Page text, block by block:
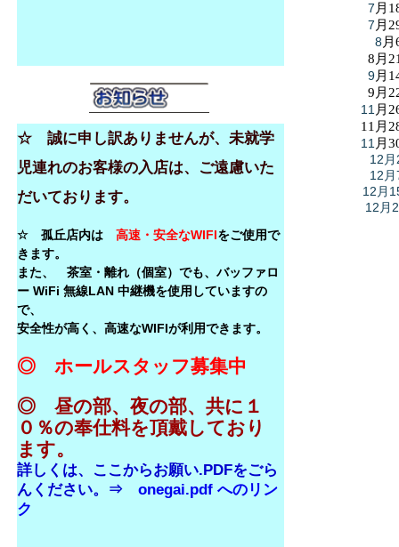
7 月
7 月
8
8月
9月
9月
11 月
11月
11 月
12
12
12月
12月
☆ 誠に申し訳ありませんが、未就学
児連れのお客様の入店は、ご遠慮いた
だいております。
☆ 孤丘店内は 高速・安全なWIFIをご使用で
きます。
また、 茶室・離れ（個室）でも、バッファロ
ー WiFi 無線LAN 中継機を使用していますの
で、
安全性が高く、高速なWIFIが利用できます。
◎ ホールスタッフ募集中
◎ 昼の部、夜の部、共に１
０％の奉仕料を頂戴しており
ます。
詳しくは、ここからお願い.PDFをごら
んください。⇒ onegai.pdf へのリン
ク